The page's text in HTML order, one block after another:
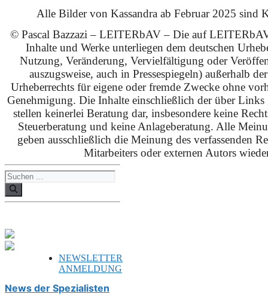
Alle Bilder von Kassandra ab Februar 2025 sind
© Pascal Bazzazi – LEITERbAV – Die auf
Inhalte und Werke unterliegen dem deutschen
Nutzung, Veränderung, Vervielfältigung oder
auszugsweise, auch in Pressespiegeln) außerhalb
Urheberrechts für eigene oder fremde Zwecke ohne
Genehmigung. Die Inhalte einschließlich der über Links
stellen keinerlei Beratung dar, insbesondere keine
Steuerberatung und keine Anlageberatung. Alle
geben ausschließlich die Meinung des verfassenden
Mitarbeiters oder externen Autors
Suchen
nach:
NEWSLETTER
ANMELDUNG
News der Spezialisten